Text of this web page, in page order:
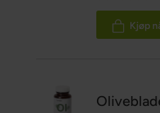
100%
Kjøp